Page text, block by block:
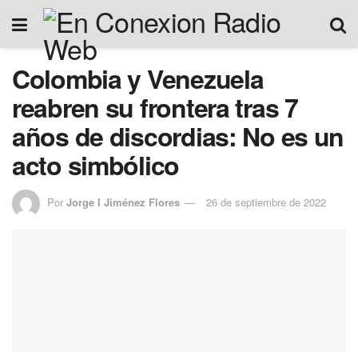
Colombia y Venezuela
reabren su frontera tras 7
años de discordias: No es un
acto simbólico
Por Jorge I Jiménez Flores 26 de septiembre de 2022